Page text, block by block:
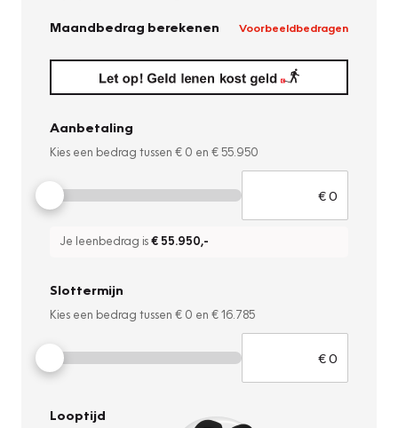
Maandbedrag berekenen Voorbeeldbedragen
Aanbetaling
Kies een bedrag tussen € 0 en € 55.950
Je leenbedrag is€ 55.950,-
Slottermijn
Kies een bedrag tussen € 0 en € 16.785
Looptijd